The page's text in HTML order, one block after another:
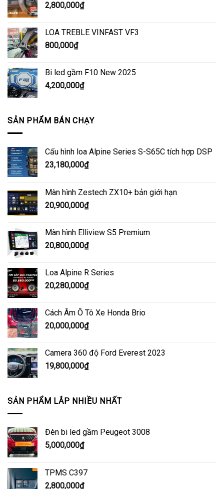
2,800,000₫
LOA TREBLE VINFAST VF3
800,000₫
Bi led gầm F10 New 2025
4,200,000₫
SẢN PHẨM BÁN CHẠY
Cấu hình loa Alpine Series S-S65C tích hợp DSP
23,180,000₫
Màn hình Zestech ZX10+ bản giới hạn
20,900,000₫
Màn hình Elliview S5 Premium
20,800,000₫
Loa Alpine R Series
20,280,000₫
Cách Âm Ô Tô Xe Honda Brio
20,000,000₫
Camera 360 độ Ford Everest 2023
19,800,000₫
SẢN PHẨM LẮP NHIỀU NHẤT
Đèn bi led gầm Peugeot 3008
5,000,000₫
TPMS C397
2,800,000₫